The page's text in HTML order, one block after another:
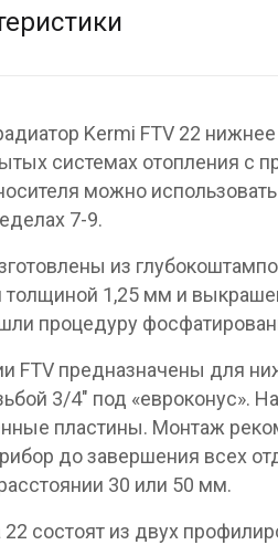
Kermi FTV 22
системах отопления с
можно
7-9.
из
толщиной 1,25 мм и
процедуру
FTV предназначены для
3/4″ под «евроконус».
пластины. Монтаж
до завершения всех
30 или 50 мм.
состоят из двух